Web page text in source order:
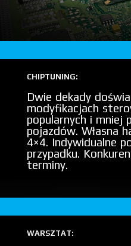
CHIPTUNING:
Dwie dekady
modyfikacjach
popularnych i mniej
pojazdów. Własna
4×4. Indywidualne
przypadku.
terminy.
WARSZTAT: